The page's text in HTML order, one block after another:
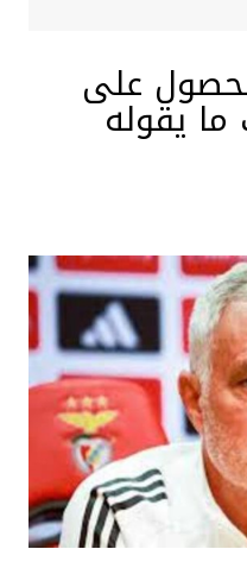
على
ما يقوله